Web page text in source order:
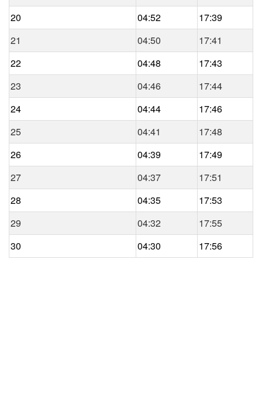
20
04:52
17:39
21
04:50
17:41
22
04:48
17:43
23
04:46
17:44
24
04:44
17:46
25
04:41
17:48
26
04:39
17:49
27
04:37
17:51
28
04:35
17:53
29
04:32
17:55
30
04:30 17:56